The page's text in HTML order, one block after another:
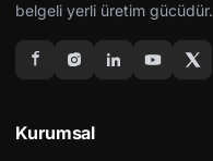
belgeli yerli üretim gücüdür.
Kurumsal